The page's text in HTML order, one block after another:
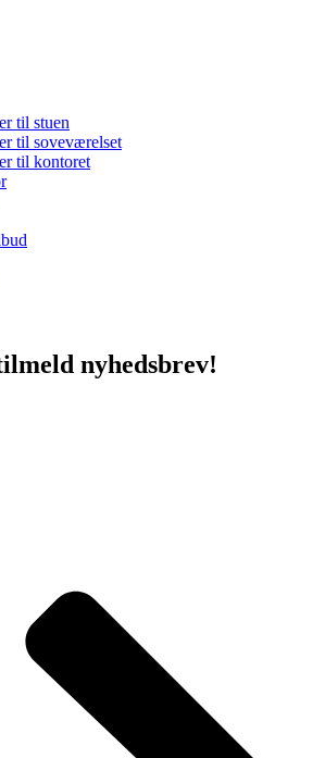
til stuen
til soveværelset
til kontoret
nyhedsbrev!